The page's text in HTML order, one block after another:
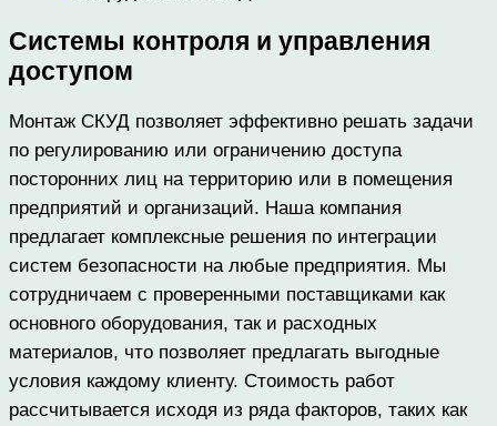
Системы контроля и управления
доступом
Монтаж СКУД позволяет эффективно решать задачи
по регулированию или ограничению доступа
посторонних лиц на территорию или в помещения
предприятий и организаций. Наша компания
предлагает комплексные решения по интеграции
систем безопасности на любые предприятия. Мы
сотрудничаем с проверенными поставщиками как
основного оборудования, так и расходных
материалов, что позволяет предлагать выгодные
условия каждому клиенту. Стоимость работ
рассчитывается исходя из ряда факторов, таких как